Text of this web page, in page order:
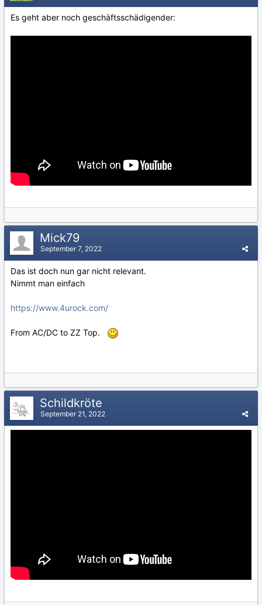
Es geht aber noch geschäftsschädigender:
Mick79
September 7, 2022
Das ist doch nun gar nicht relevant.
Nimmt man einfach
https://www.4urock.com/
From AC/DC to ZZ Top.
Schildkröte
September 21, 2022